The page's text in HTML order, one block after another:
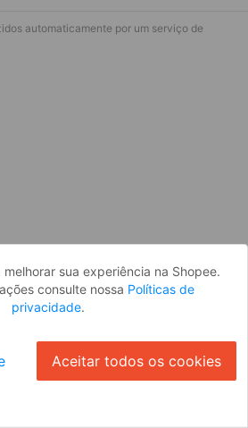
indisponível
deu errado. Faça login
automaticamente por um serviço de
sua experiência na Shopee.
consulte nossa Políticas de
privacidade.
Aceitar todos os cookies